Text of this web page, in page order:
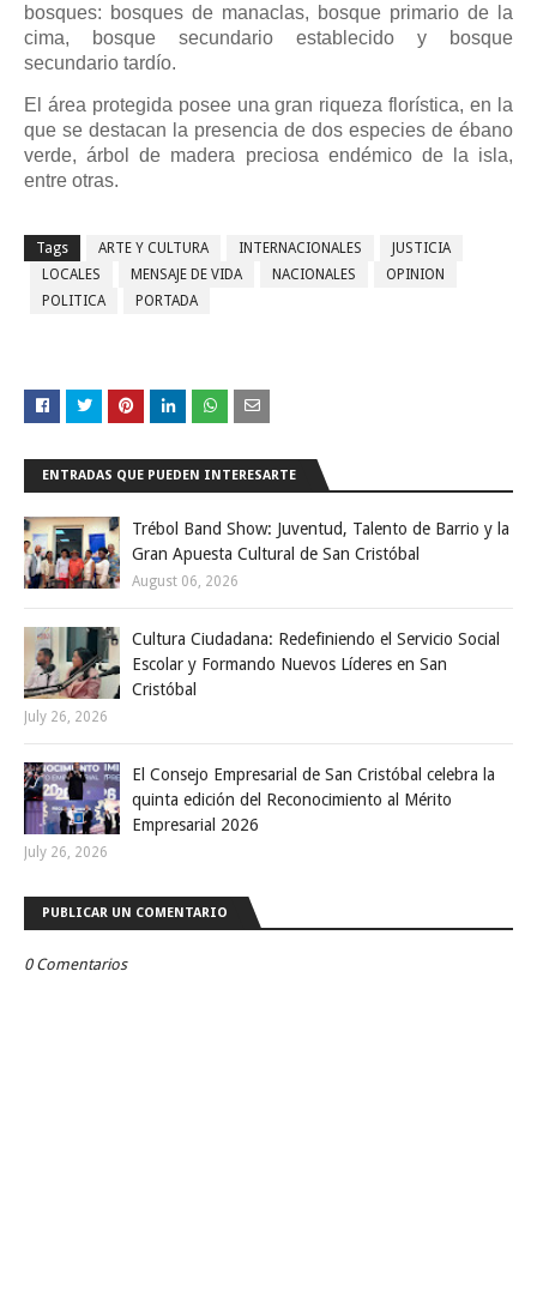
bosques: bosques de manaclas, bosque primario de la
cima, bosque secundario establecido y bosque
secundario tardío.
El área protegida posee una gran riqueza florística, en la
que se destacan la presencia de dos especies de ébano
verde, árbol de madera preciosa endémico de la isla,
entre otras.
Tags ARTE Y CULTURA INTERNACIONALES
JUSTICIA
LOCALES
MENSAJE DE VIDA NACIONALES
OPINION
POLITICA
PORTADA
ENTRADAS QUE PUEDEN INTERESARTE
Trébol Band Show: Juventud, Talento de Barrio y la
Gran Apuesta Cultural de San Cristóbal
August 06, 2026
Cultura Ciudadana: Redefiniendo el Servicio Social
Escolar y Formando Nuevos Líderes en San
Cristóbal
July 26, 2026
El Consejo Empresarial de San Cristóbal celebra la
quinta edición del Reconocimiento al Mérito
Empresarial 2026
July 26, 2026
PUBLICAR UN COMENTARIO
0 Comentarios